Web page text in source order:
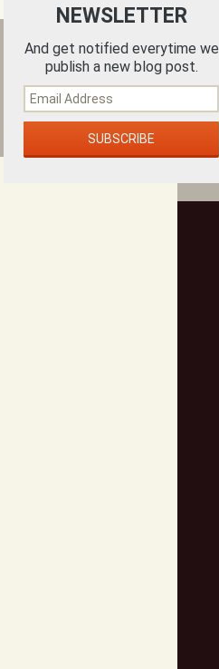
NEWSLETTER
And get notified everytime we
publish a new blog post.